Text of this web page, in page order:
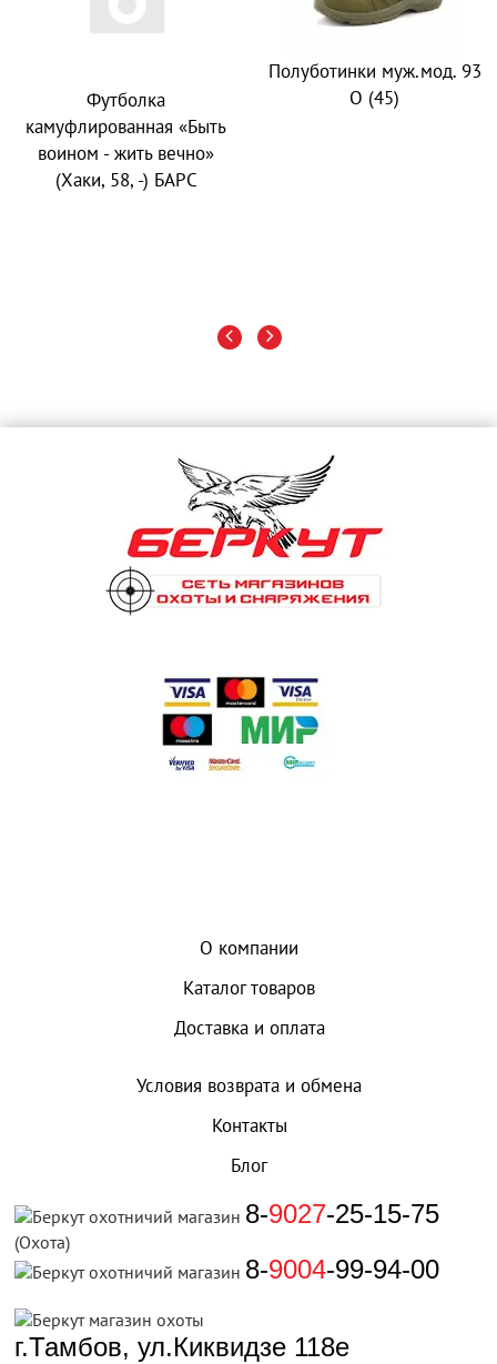
Футболка
камуфлированная «Быть
воином - жить вечно»
(Хаки, 58, -) БАРС
Полуботинки муж.мод. 93
О (45)
О компании
Каталог товаров
Доставка и оплата
Условия возврата и обмена
Контакты
Блог
8-9027-25-15-75
(Охота)
8-9004-99-94-00
г.Тамбов, ул.Киквидзе 118е